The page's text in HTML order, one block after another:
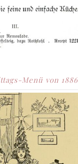
Menü von 1886